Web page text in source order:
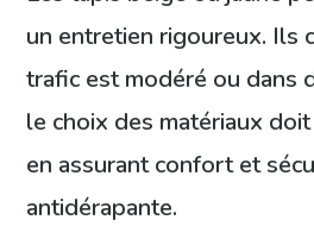
un entretien rigoureux. Ils
trafic est modéré ou dans
le choix des matériaux
en assurant confort et
antidérapante.